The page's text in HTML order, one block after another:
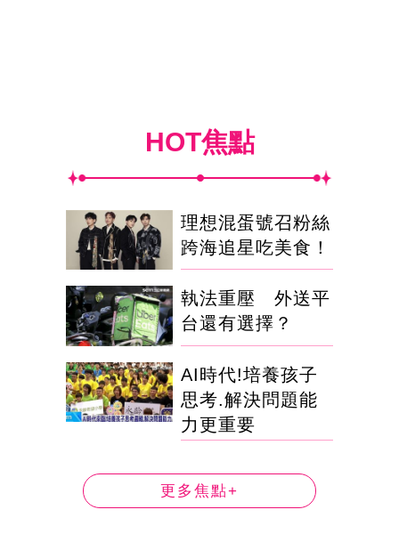
HOT焦點
理想混蛋號召粉絲
跨海追星吃美食！
執法重壓 外送平
台還有選擇？
AI時代!培養孩子
思考.解決問題能
力更重要
更多焦點+